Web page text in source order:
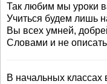
Так любим мы уроки
Учиться будем лишь
Вы всех умней,
Словами и не
В начальных классах